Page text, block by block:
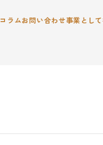
コラムお問い合わせ事業とし